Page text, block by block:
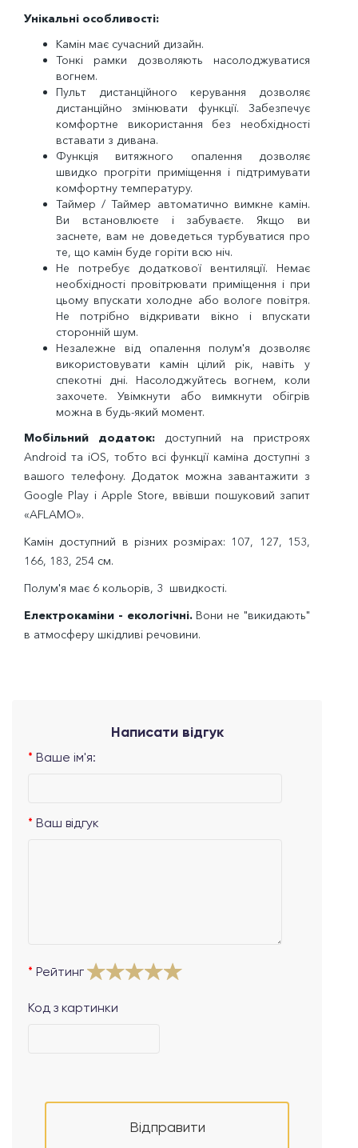
Унікальні особливості:
Камін має сучасний дизайн.
Тонкі рамки дозволяють насолоджуватися
вогнем.
Пульт дистанційного керування дозволяє
дистанційно змінювати функції. Забезпечує
комфортне використання без необхідності
вставати з дивана.
Функція витяжного опалення дозволяє
швидко прогріти приміщення і підтримувати
комфортну температуру.
Таймер / Таймер автоматично вимкне камін.
Ви встановлюєте і забуваєте. Якщо ви
заснете, вам не доведеться турбуватися про
те, що камін буде горіти всю ніч.
Не потребує додаткової вентиляції. Немає
необхідності провітрювати приміщення і при
цьому впускати холодне або вологе повітря.
Не потрібно відкривати вікно і впускати
сторонній шум.
Незалежне від опалення полум'я дозволяє
використовувати камін цілий рік, навіть у
спекотні дні. Насолоджуйтесь вогнем, коли
захочете. Увімкнути або вимкнути обігрів
можна в будь-який момент.
Мобільний додаток: доступний на пристроях
Android та iOS, тобто всі функції каміна доступні з
вашого телефону. Додаток можна завантажити з
Google Play і Apple Store, ввівши пошуковий запит
«AFLAMO».
Камін доступний в різних розмірах: 107, 127, 153,
166, 183, 254 см.
Полум'я має 6 кольорів, 3 швидкості.
Електрокаміни - екологічні.Вони не "викидають"
в атмосферу шкідливі речовини.
Написати відгук
Ваше ім'я:
Ваш відгук
Рейтинг
Код з картинки
Відправити